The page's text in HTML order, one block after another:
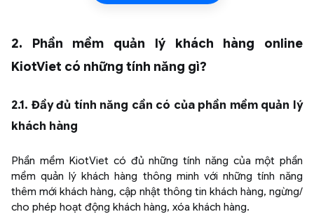
2. Phần mềm quản lý khách hàng online
KiotViet có những tính năng gì?
2.1. Đầy đủ tính năng cần có của phần mềm quản lý
khách hàng
Phần mềm KiotViet có đủ những tính năng của một phần
mềm quản lý khách hàng thông minh với những tính năng
thêm mới khách hàng, cập nhật thông tin khách hàng, ngừng/
cho phép hoạt động khách hàng, xóa khách hàng.